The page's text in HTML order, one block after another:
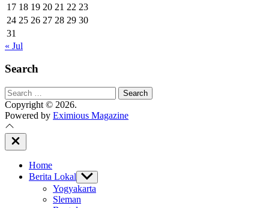
17 18 19 20 21 22 23
24 25 26 27 28 29 30
31
« Jul
Search
Search
for:
Copyright © 2026.
Powered by Eximious Magazine
Close
Off
Home
Berita Lokal Show
sub
menu
Yogyakarta
Sleman